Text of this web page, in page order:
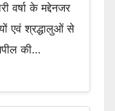
वर्षा के मद्देनजर
एवं श्रद्धालुओं से
की…